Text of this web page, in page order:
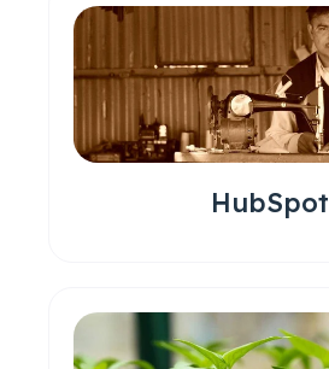
HubSpot